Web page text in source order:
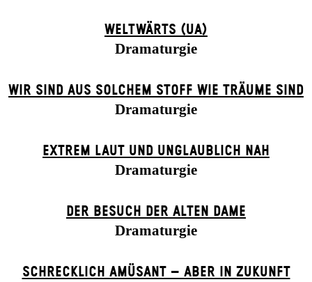
WELTWÄRTS (UA)
Dramaturgie
WIR SIND AUS SOLCHEM STOFF WIE TRÄUME SIND
Dramaturgie
EXTREM LAUT UND UNGLAUBLICH NAH
Dramaturgie
DER BE­SUCH DER ALT­EN DA­ME
Dramaturgie
SCHRECKLICH AMÜSANT – ABER IN ZUKUNFT